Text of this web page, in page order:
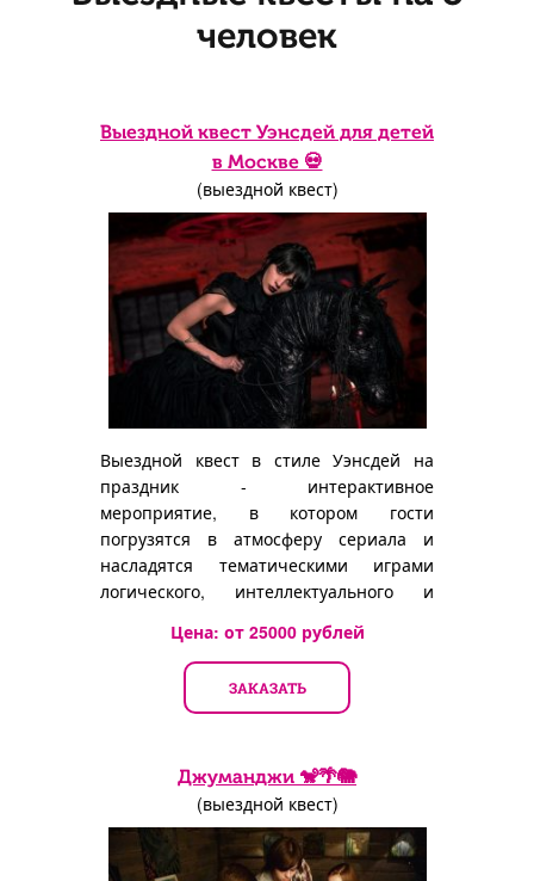
человек
Выездной квест Уэнсдей для детей
в Москве 💀
(выездной квест)
Выездной квест в стиле Уэнсдей на
праздник - интерактивное
мероприятие, в котором гости
погрузятся в атмосферу сериала и
насладятся тематическими играми
логического, интеллектуального и
Цена: от 25000рублей
ЗАКАЗАТЬ
Джуманджи 🐒🌴🐘
(выездной квест)